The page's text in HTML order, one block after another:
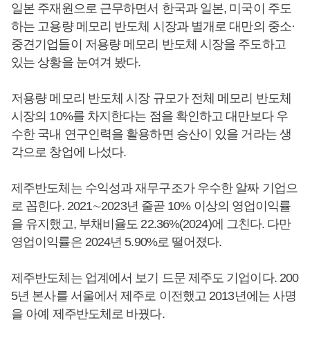
일본 주재원으로 근무하면서 한국과 일본, 미국이 주도
하는 고용량 메모리 반도체 시장과 별개로 대만의 중소·
중견기업들이 저용량 메모리 반도체 시장을 주도하고
있는 상황을 눈여겨 봤다.
저용량 메모리 반도체 시장 규모가 전체 메모리 반도체
시장의 10%를 차지한다는 점을 확인하고 대만보다 우
수한 국내 연구인력을 활용하면 승산이 있을 거라는 생
각으로 창업에 나섰다.
제주반도체는 수익성과 재무구조가 우수한 알짜 기업으
로 꼽힌다. 2021∼2023년 줄곧 10% 이상의 영업이익률
을 유지했고, 부채비율도 22.36%(2024)에 그친다. 다만
영업이익률은 2024년 5.90%로 떨어졌다.
제주반도체는 업계에서 보기 드문 제주도 기업이다. 200
5년 본사를 서울에서 제주로 이전했고 2013년에는 사명
을 아예 제주반도체로 바꿨다.